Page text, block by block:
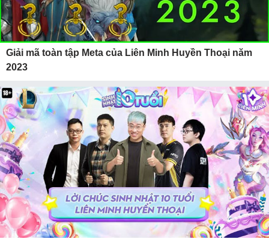
Giải mã toàn tập Meta của Liên Minh Huyền Thoại năm
2023